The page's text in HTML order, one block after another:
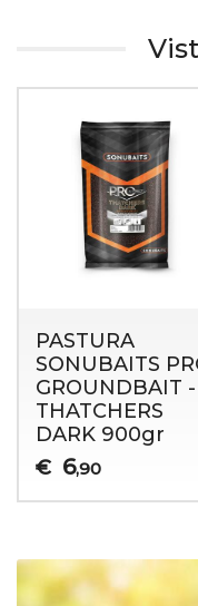
PASTURA
SONUBAITS
GROUNDBAIT -
THATCHERS
DARK 900gr
€ 6,90